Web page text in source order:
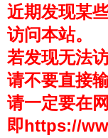
风之领域
喵写真
轻兰映画
少女秩序
会员购买
近期发现某
访问本站。
若发现无法
请不要直接
请一定要在
即https://